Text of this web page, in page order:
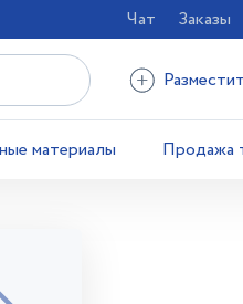
Чат Заказы
материалы Продажа